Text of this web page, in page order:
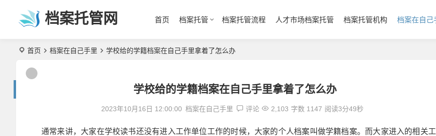
档案托管网 首页 档案托管 档案托管流程 人才市场档案托管 档案托管机构 档案在自己
首页 档案在自己手里 学校给的学籍档案在自己手里拿着了怎么办
学校给的学籍档案在自己手里拿着了怎么办
2023年10月16日 12:00:00 档案在自己手里 评论 2,103 字数 1147 阅读3分49秒
通常来讲，大家在学校读书还没有进入工作单位工作的时候，大家的个人档案叫做学籍档案。而大家进入的相关